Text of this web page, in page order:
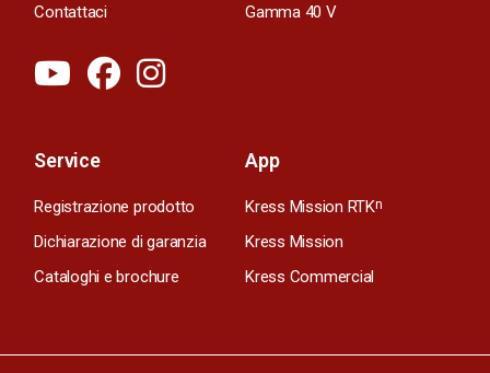
Contattaci
Gamma 40 V
Service
Registrazione prodotto
Dichiarazione di garanzia
Cataloghi e brochure
App
Kress Mission RTKn
Kress Mission
Kress Commercial